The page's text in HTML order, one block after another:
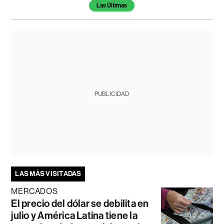
Las Últimas
PUBLICIDAD
LAS MÁS VISITADAS
MERCADOS
El precio del dólar se debilita en
julio y América Latina tiene la